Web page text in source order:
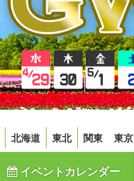
北海道 東北 関東 東京
イベントカレンダー